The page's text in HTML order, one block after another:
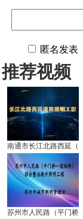
推荐视频
南通市长江北路西延（
苏州市人民路（平门桥